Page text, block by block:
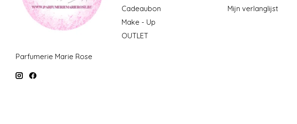
Parfumerie Marie Rose
Cadeaubon
Make - Up
OUTLET
Mijn verlanglijst